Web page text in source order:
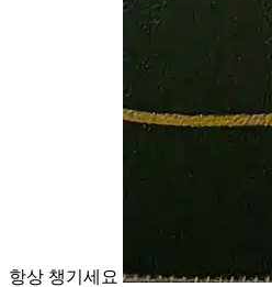
항상 챙기세요